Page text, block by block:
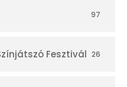
97
Fesztivál 26